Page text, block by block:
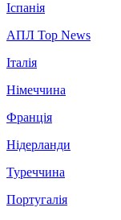
Іспанія
АПЛ Top News
Італія
Німеччина
Франція
Нідерланди
Туреччина
Португалія